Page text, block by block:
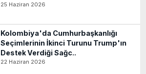
25 Haziran 2026
Kolombiya'da Cumhurbaşkanlığı
Seçimlerinin İkinci Turunu Trump'ın
Destek Verdiği Sağc..
22 Haziran 2026